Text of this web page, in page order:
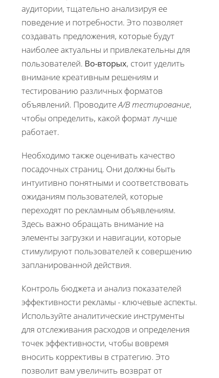
аудитории, тщательно анализируя ее
поведение и потребности. Это позволяет
создавать предложения, которые будут
наиболее актуальны и привлекательны для
пользователей. Во-вторых, стоит уделить
внимание креативным решениям и
тестированию различных форматов
объявлений. ПроводитеA/B тестирование,
чтобы определить, какой формат лучше
работает.
Необходимо также оценивать качество
посадочных страниц. Они должны быть
интуитивно понятными и соответствовать
ожиданиям пользователей, которые
переходят по рекламным объявлениям.
Здесь важно обращать внимание на
элементы загрузки и навигации, которые
стимулируют пользователей к совершению
запланированной действия.
Контроль бюджета и анализ показателей
эффективности рекламы - ключевые аспекты.
Используйте аналитические инструменты
для отслеживания расходов и определения
точек эффективности, чтобы вовремя
вносить коррективы в стратегию. Это
позволит вам увеличить возврат от